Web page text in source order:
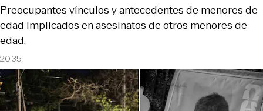
20:35
Preocupantes vínculos y antecedentes de menores de
edad implicados en asesinatos de otros menores de
edad.